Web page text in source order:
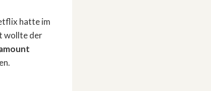
hatte im
wollte der